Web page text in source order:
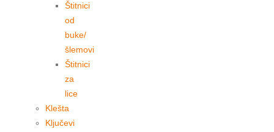
Štitnici
od
buke/
šlemovi
Štitnici
za
lice
Klešta
Ključevi